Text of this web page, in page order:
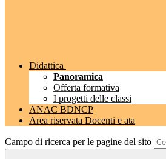
Didattica
Panoramica
Offerta formativa
I progetti delle classi
ANAC BDNCP
Area riservata Docenti e ata
Campo di ricerca per le pagine del sito